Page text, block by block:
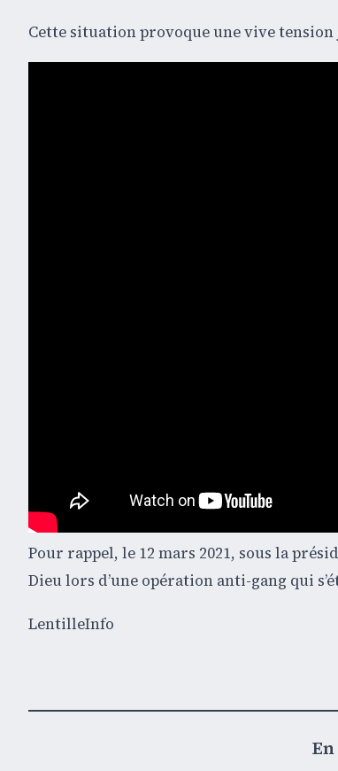
Cette situation provoque une vive tension
Pour rappel, le 12 mars 2021, sous la
Dieu lors d’une opération anti-gang qui
LentilleInfo